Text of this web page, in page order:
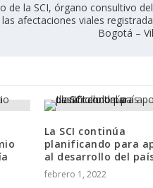
de la SCI, órgano consultivo
afectaciones viales
Bogotá –
La SCI continúa
planificando para
al desarrollo del
febrero 1, 2022